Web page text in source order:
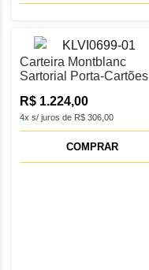
Carteira Montblanc
Sartorial Porta-Cartões
4x s/ juros de R$ 306,00
R$ 1.224,00
COMPRAR